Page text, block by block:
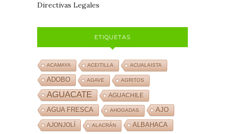
Directivas Legales
ETIQUETAS
ACAMAYA ACEITILLA ACUALAISTA
ADOBO AGAVE AGRITOS
AGUACATE AGUACHILE
AGUA FRESCA AHOGADAS AJO
AJONJOLÍ ALACRÁN ALBAHACA